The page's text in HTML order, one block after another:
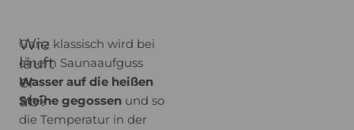
Wie
läuft
er
ab?
Ganz klassisch wird bei
einem Saunaaufguss
Wasser auf die heißen
Steine gegossen und so
die Temperatur in der